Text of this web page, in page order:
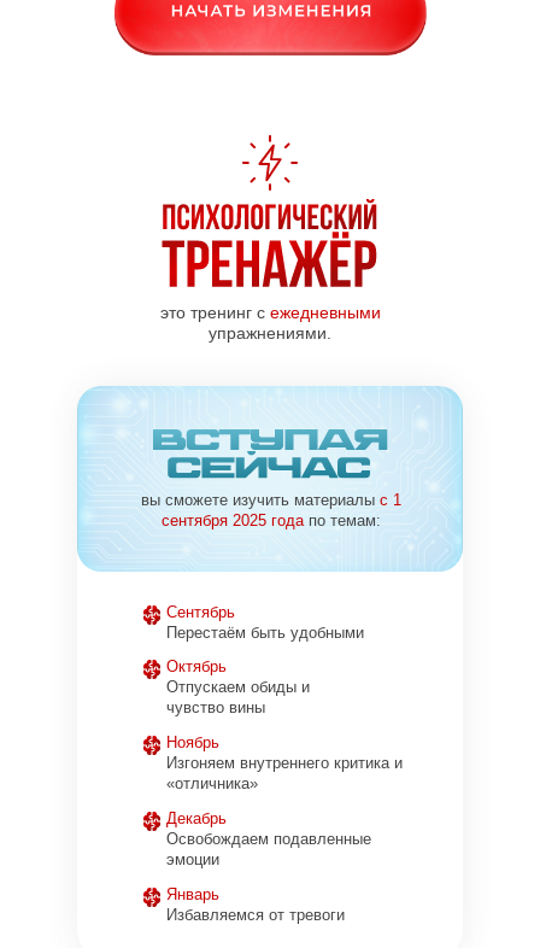
Сентябрь
Перестаём быть удобными
Октябрь
Отпускаем обиды и
чувство вины
Ноябрь
Изгоняем внутреннего критика и
«отличника»
Декабрь
Освобождаем подавленные
эмоции
Январь
Избавляемся от тревоги
вы сможете изучить материалы с 1
сентября 2025 годапо темам:
это тренинг с ежедневными
упражнениями.